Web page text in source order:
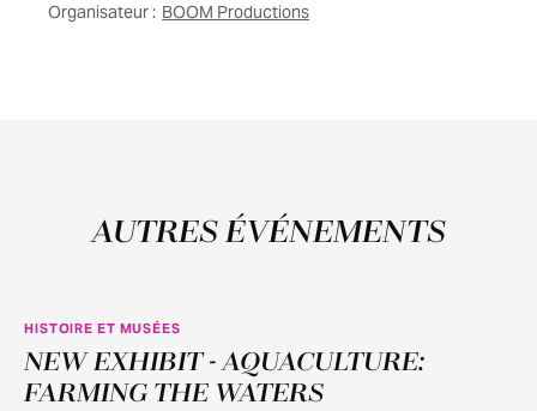
Organisateur : BOOM Productions
AUTRES ÉVÉNEMENTS
JUIN
11
HISTOIRE ET MUSÉES
NEW EXHIBIT - AQUACULTURE:
FARMING THE WATERS